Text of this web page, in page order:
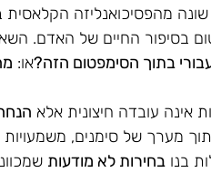
שונה מהפסיכואנליזה
בסיפור החיים של האדם.
בתוך הסימפטום הזה?או:
אינה עובדה חיצונית אלא
מערך של סימנים, משמעויות
בנו בחירות לא מודעות